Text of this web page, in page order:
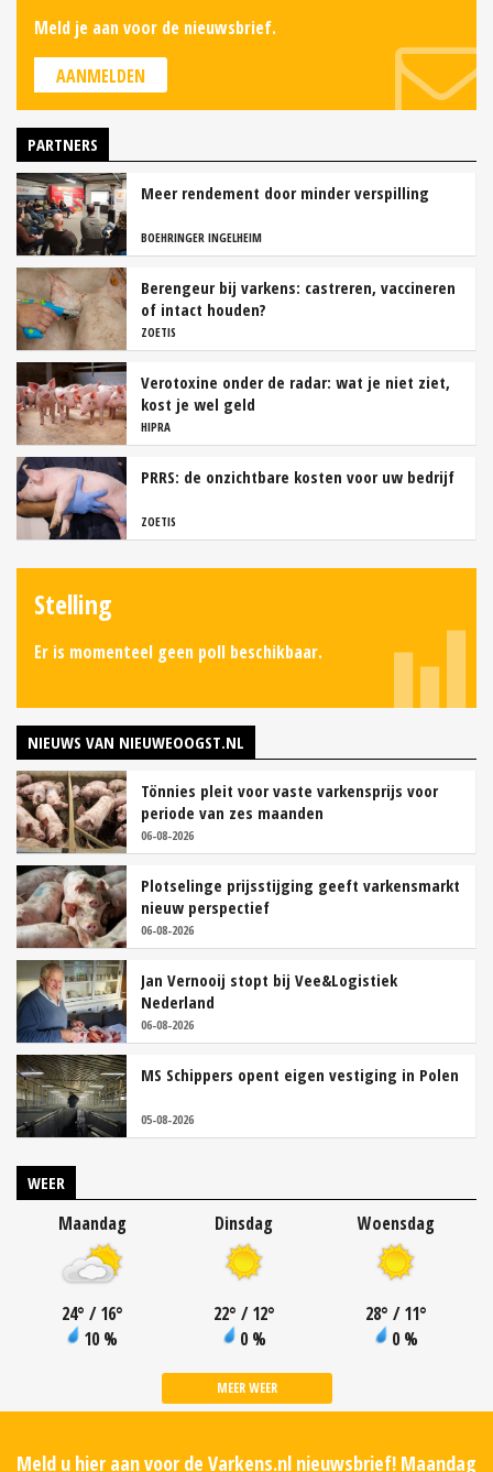
Meld je aan voor de nieuwsbrief.
AANMELDEN
PARTNERS
Meer rendement door minder verspilling
BOEHRINGER INGELHEIM
Berengeur bij varkens: castreren, vaccineren
of intact houden?
ZOETIS
Verotoxine onder de radar: wat je niet ziet,
kost je wel geld
HIPRA
PRRS: de onzichtbare kosten voor uw bedrijf
ZOETIS
Stelling
Er is momenteel geen poll beschikbaar.
NIEUWS VAN NIEUWEOOGST.NL
Tönnies pleit voor vaste varkensprijs voor
periode van zes maanden
06-08-2026
Plotselinge prijsstijging geeft varkensmarkt
nieuw perspectief
06-08-2026
Jan Vernooij stopt bij Vee&Logistiek
Nederland
06-08-2026
MS Schippers opent eigen vestiging in Polen
05-08-2026
WEER
Maandag
24° / 16°
10 %
Dinsdag
22° / 12°
0 %
Woensdag
28° / 11°
0 %
MEER WEER
Meld u hier aan voor de Varkens.nl nieuwsbrief! Maandag